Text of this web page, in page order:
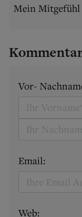
Mein Mitgefühl
Vor-
Email:
Web: